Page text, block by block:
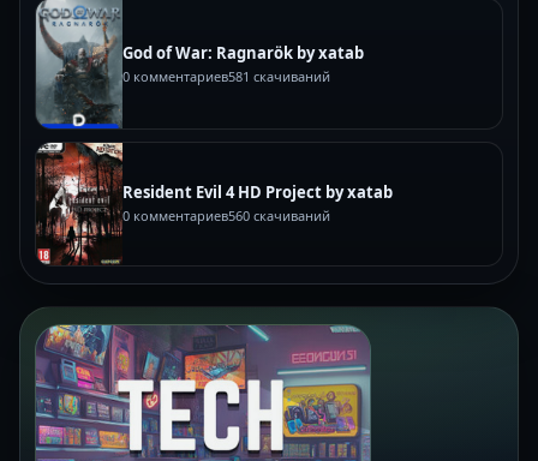
God of War: Ragnarök by xatab
0 комментариев581 скачиваний
Resident Evil 4 HD Project by xatab
0 комментариев560 скачиваний